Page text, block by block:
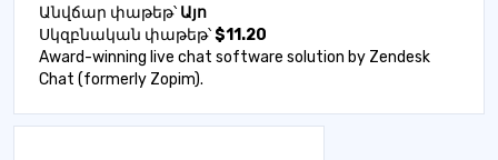
Անվճար փաթեթ՝ Այո
Սկզբնական փաթեթ՝$11.20
Award-winning live chat software solution by Zendesk
Chat (formerly Zopim).